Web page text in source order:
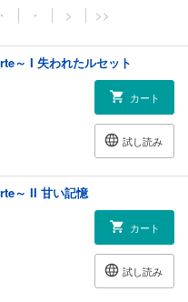
・ ・ > >>
～ I 失われたルセット
カート
試し読み
～ II 甘い記憶
カート
試し読み